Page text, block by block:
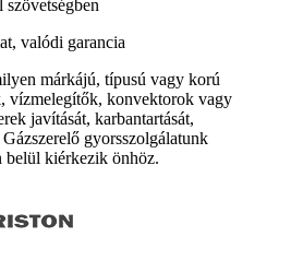
valódi garancia
márkájú, típusú vagy korú
vízmelegítők, konvektorok vagy
javítását, karbantartását,
Gázszerelő gyorsszolgálatunk
belül kiérkezik önhöz.